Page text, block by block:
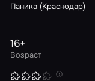
Паника (Краснодар)
Возраст
16+